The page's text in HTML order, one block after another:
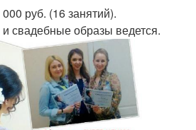
руб. (16 занятий).
свадебные образы ведется.